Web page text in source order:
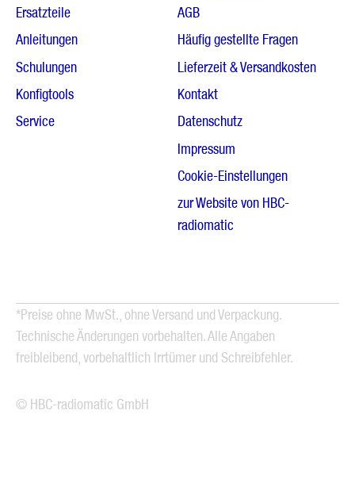
Ersatzteile
Anleitungen
Schulungen
Konfigtools
Service
AGB
Häufig gestellte Fragen
Lieferzeit & Versandkosten
Kontakt
Datenschutz
Impressum
Cookie-Einstellungen
zur Website von HBC-
radiomatic
*Preise ohne MwSt., ohne Versand und Verpackung.
Technische Änderungen vorbehalten. Alle Angaben
freibleibend, vorbehaltlich Irrtümer und Schreibfehler.
© HBC-radiomatic GmbH